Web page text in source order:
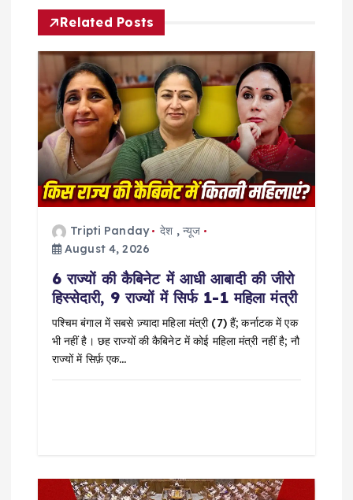
a
v
g
a
t
Related Posts
Tripti Panday देश , न्यूज
August 4, 2026
6 राज्यों की कैबिनेट में आधी आबादी की जीरो
हिस्सेदारी, 9 राज्यों में सिर्फ 1-1 महिला मंत्री
पश्चिम बंगाल में सबसे ज़्यादा महिला मंत्री (7) हैं; कर्नाटक में एक
भी नहीं है। छह राज्यों की कैबिनेट में कोई महिला मंत्री नहीं है; नौ
राज्यों में सिर्फ़ एक…